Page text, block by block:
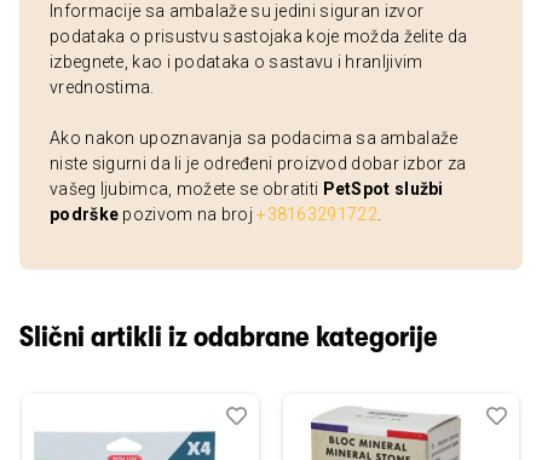
Informacije sa ambalaže su jedini siguran izvor
podataka o prisustvu sastojaka koje možda želite da
izbegnete, kao i podataka o sastavu i hranljivim
vrednostima.
Ako nakon upoznavanja sa podacima sa ambalaže
niste sigurni da li je određeni proizvod dobar izbor za
vašeg ljubimca, možete se obratiti PetSpot službi
podrške pozivom na broj+38163291722
Slični artikli iz odabrane kategorije
Dodaj
Uporedi